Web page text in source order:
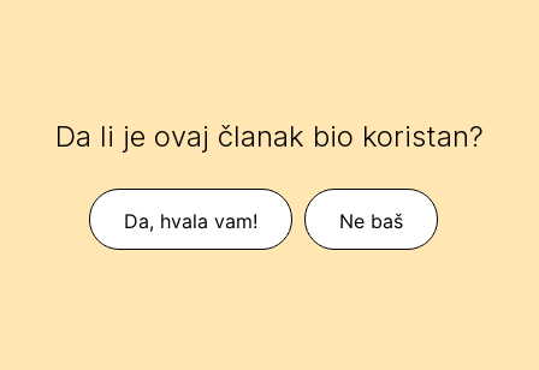
Da li je ovaj članak bio koristan?
Da, hvala vam! Ne baš